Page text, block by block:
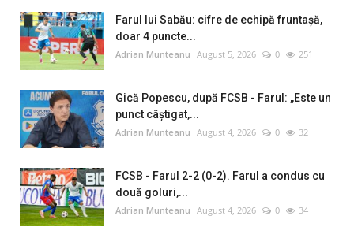
Farul lui Sabău: cifre de echipă fruntașă,
doar 4 puncte...
Adrian Munteanu August 5, 2026 0 251
Gică Popescu, după FCSB - Farul: „Este un
punct câștigat,...
Adrian Munteanu August 4, 2026 0 32
FCSB - Farul 2-2 (0-2). Farul a condus cu
două goluri,...
Adrian Munteanu August 4, 2026 0 34